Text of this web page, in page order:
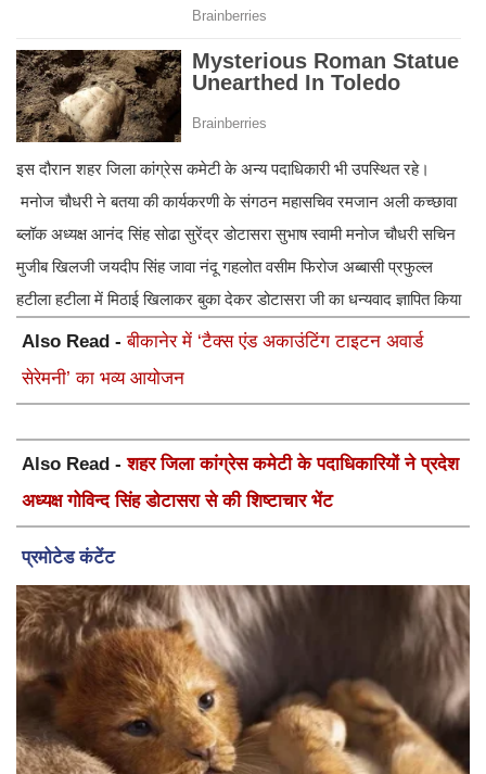
इस दौरान शहर जिला कांग्रेस कमेटी के अन्य पदाधिकारी भी उपस्थित रहे।
मनोज चौधरी ने बतया की कार्यकरणी के संगठन महासचिव रमजान अली कच्छावा
ब्लॉक अध्यक्ष आनंद सिंह सोढा सुरेंद्र डोटासरा सुभाष स्वामी मनोज चौधरी सचिन
मुजीब खिलजी जयदीप सिंह जावा नंदू गहलोत वसीम फिरोज अब्बासी प्रफुल्ल
हटीला हटीला में मिठाई खिलाकर बुका देकर डोटासरा जी का धन्यवाद ज्ञापित किया
Also Read -बीकानेर में ‘टैक्स एंड अकाउंटिंग टाइटन अवार्ड
सेरेमनी’ का भव्य आयोजन
Also Read -शहर जिला कांग्रेस कमेटी के पदाधिकारियों ने प्रदेश
अध्यक्ष गोविन्द सिंह डोटासरा से की शिष्टाचार भेंट